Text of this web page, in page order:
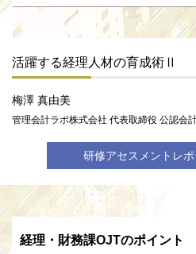
活躍する経理人材の育成術Ⅱ
梅澤 真由美
管理会計ラボ株式会社 代表取締役 公認会
研修アセスメントレ
経理・財務課OJTのポイント